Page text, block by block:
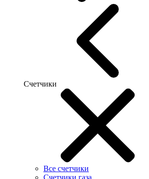
Счетчики
Все счетчики
Счетчики газа